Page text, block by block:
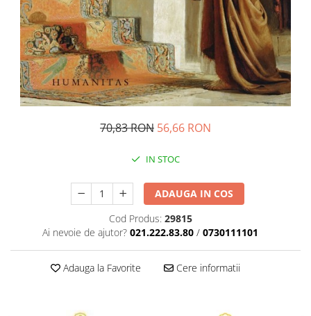
Liceu
Povesti si povestiri
Carti in limba engleza
Carti pentru copii
Activitati si jocuri pentru copii
Atlase, dictionare si enciclopedii
Povesti pentru copii
Povesti si povestiri
Dictionare si enciclopedii
70,83 RON 56,66 RON
IN STOC
ADAUGA IN COS
Cod Produs: 29815
Ai nevoie de ajutor? 021.222.83.80 / 0730111101
Adauga la Favorite Cere informatii